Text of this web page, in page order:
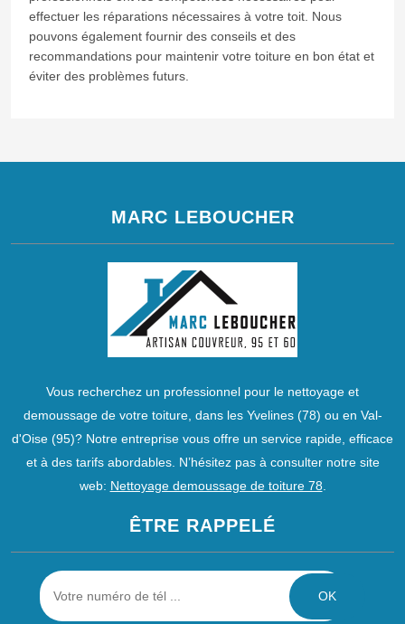
effectuer les réparations nécessaires à votre toit. Nous
pouvons également fournir des conseils et des
recommandations pour maintenir votre toiture en bon état et
éviter des problèmes futurs.
MARC LEBOUCHER
Vous recherchez un professionnel pour le nettoyage et
demoussage de votre toiture, dans les Yvelines (78) ou en Val-
d'Oise (95)? Notre entreprise vous offre un service rapide, efficace
et à des tarifs abordables. N’hésitez pas à consulter notre site
web: Nettoyage demoussage de toiture 78
ÊTRE RAPPELÉ